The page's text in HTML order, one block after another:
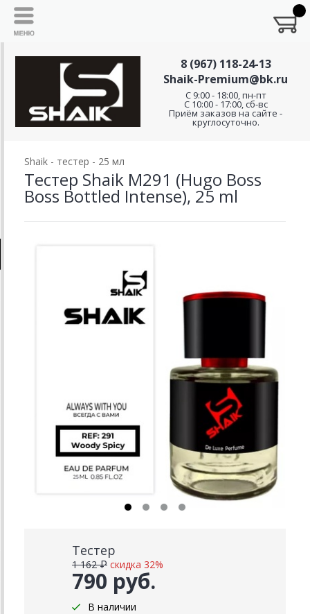
8 (967) 118-24-13
Shaik-Premium@bk.ru
C 9:00 - 18:00, пн-пт
С 10:00 - 17:00, сб-вс
Приём заказов на сайте -
круглосуточно.
Shaik - тестер - 25 мл
Тестер Shaik M291 (Hugo Boss
Boss Bottled Intense), 25 ml
Тестер
790 руб.
1 162 ₽ скидка 32%
В наличии